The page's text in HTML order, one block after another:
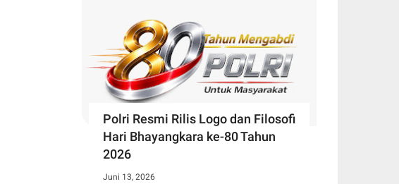
Polri Resmi Rilis Logo dan Filosofi
Hari Bhayangkara ke-80 Tahun
2026
Juni 13, 2026